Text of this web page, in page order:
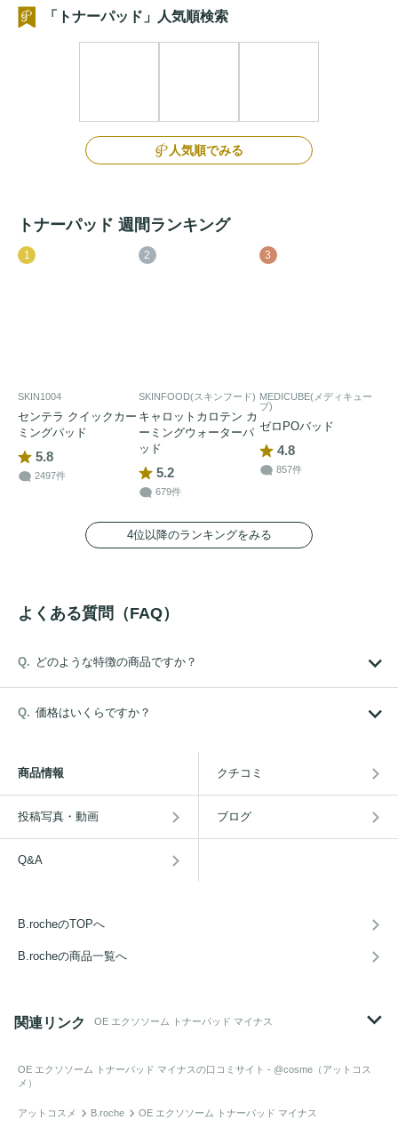
「トナーパッド」人気順検索
人気順でみる
トナーパッド 週間ランキング
1
SKIN1004
センテラ クイックカー
ミングパッド
5.8
2497件
2
SKINFOOD(スキンフード)
キャロットカロテン カ
ーミングウォーターパ
ッド
5.2
679件
3
MEDICUBE(メディキュー
ブ)
ゼロPOバッド
4.8
857件
4位以降のランキングをみる
よくある質問（FAQ）
どのような特徴の商品ですか？
価格はいくらですか？
商品情報 クチコミ
投稿写真・動画 ブログ
Q&A
B.rocheのTOPへ
B.rocheの商品一覧へ
関連リンク OE エクソソーム トナーパッド マイナス
OE エクソソーム トナーパッド マイナスの口コミサイト - @cosme（アットコス
メ）
アットコスメ B.roche OE エクソソーム トナーパッド マイナス